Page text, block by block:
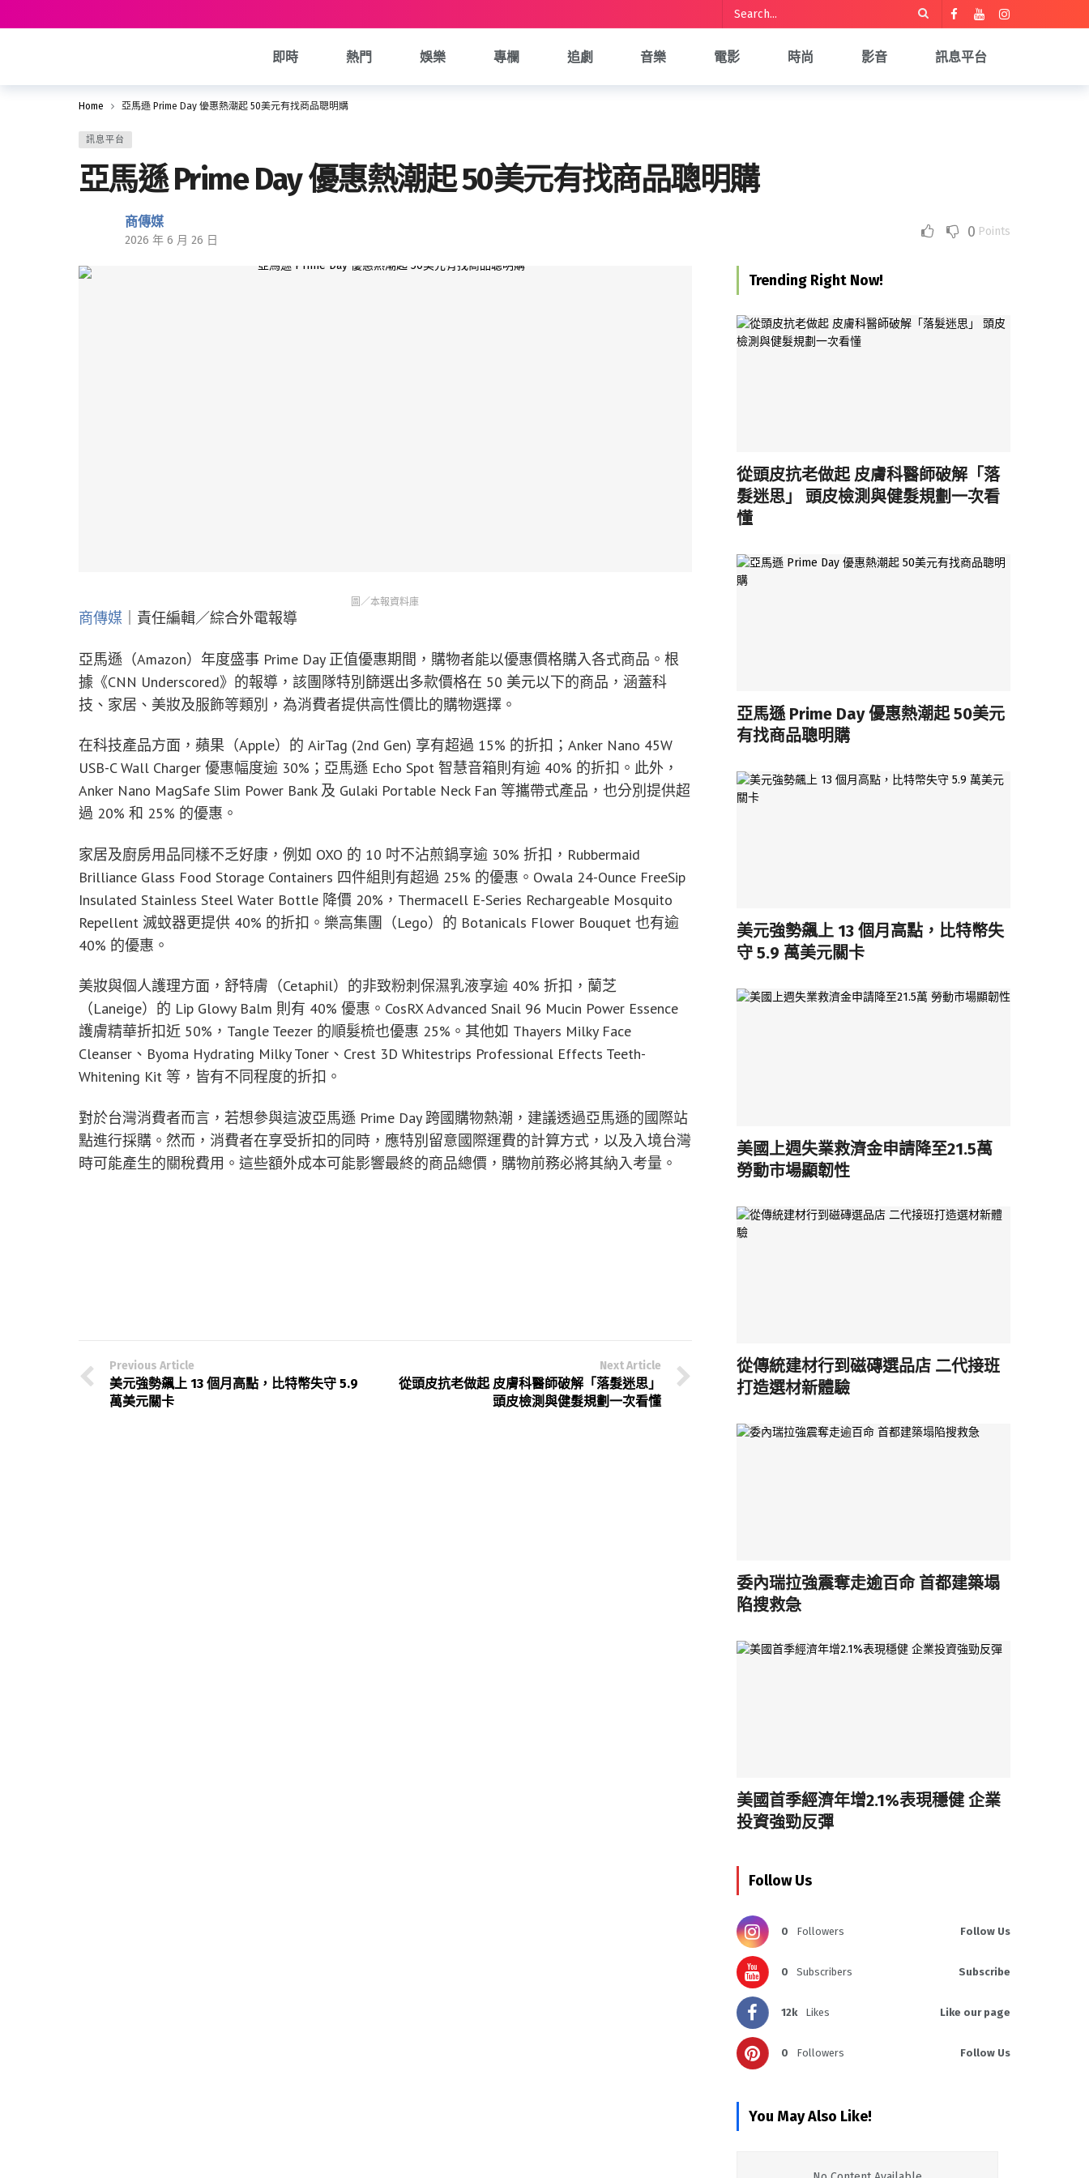
即時 熱門 娛樂 專欄 追劇 音樂 電影 時尚 影音 訊息平台
Home 亞馬遜 Prime Day 優惠熱潮起 50美元有找商品聰明購
訊息平台
亞馬遜 Prime Day 優惠熱潮起 50美元有找商品聰明購
商傳媒
2026 年 6 月 26 日 0 Points
圖／本報資料庫
商傳媒 ｜責任編輯／綜合外電報導
亞馬遜（Amazon）年度盛事 Prime Day 正值優惠期間，購物者能以優惠價格購入各式商品。根
據《CNN Underscored》的報導，該團隊特別篩選出多款價格在 50 美元以下的商品，涵蓋科
技、家居、美妝及服飾等類別，為消費者提供高性價比的購物選擇。
在科技產品方面，蘋果（Apple）的 AirTag (2nd Gen) 享有超過 15% 的折扣；Anker Nano 45W
USB-C Wall Charger 優惠幅度逾 30%；亞馬遜 Echo Spot 智慧音箱則有逾 40% 的折扣。此外，
Anker Nano MagSafe Slim Power Bank 及 Gulaki Portable Neck Fan 等攜帶式產品，也分別提供超
過 20% 和 25% 的優惠。
家居及廚房用品同樣不乏好康，例如 OXO 的 10 吋不沾煎鍋享逾 30% 折扣，Rubbermaid
Brilliance Glass Food Storage Containers 四件組則有超過 25% 的優惠。Owala 24-Ounce FreeSip
Insulated Stainless Steel Water Bottle 降價 20%，Thermacell E-Series Rechargeable Mosquito
Repellent 滅蚊器更提供 40% 的折扣。樂高集團（Lego）的 Botanicals Flower Bouquet 也有逾
40% 的優惠。
美妝與個人護理方面，舒特膚（Cetaphil）的非致粉刺保濕乳液享逾 40% 折扣，蘭芝
（Laneige）的 Lip Glowy Balm 則有 40% 優惠。CosRX Advanced Snail 96 Mucin Power Essence
護膚精華折扣近 50%，Tangle Teezer 的順髮梳也優惠 25%。其他如 Thayers Milky Face
Cleanser、Byoma Hydrating Milky Toner、Crest 3D Whitestrips Professional Effects Teeth-
Whitening Kit 等，皆有不同程度的折扣。
對於台灣消費者而言，若想參與這波亞馬遜 Prime Day 跨國購物熱潮，建議透過亞馬遜的國際站
點進行採購。然而，消費者在享受折扣的同時，應特別留意國際運費的計算方式，以及入境台灣
時可能產生的關稅費用。這些額外成本可能影響最終的商品總價，購物前務必將其納入考量。
Previous Article
美元強勢飆上 13 個月高點，比特幣失守 5.9
萬美元關卡
Next Article
從頭皮抗老做起 皮膚科醫師破解「落髮迷思」
頭皮檢測與健髮規劃一次看懂
Trending Right Now!
從頭皮抗老做起 皮膚科醫師破解「落
髮迷思」 頭皮檢測與健髮規劃一次看
懂
亞馬遜 Prime Day 優惠熱潮起 50美元
有找商品聰明購
美元強勢飆上 13 個月高點，比特幣失
守 5.9 萬美元關卡
美國上週失業救濟金申請降至21.5萬
勞動市場顯韌性
從傳統建材行到磁磚選品店 二代接班
打造選材新體驗
委內瑞拉強震奪走逾百命 首都建築塌
陷搜救急
美國首季經濟年增2.1%表現穩健 企業
投資強勁反彈
Follow Us
0 Followers Follow Us
0 Subscribers Subscribe
12k Likes Like our page
0 Followers Follow Us
You May Also Like!